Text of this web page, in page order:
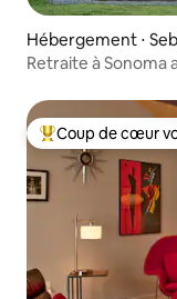
Hébergement ⋅
Retraite à Sonoma
Coups de cœur
Coup de cœur